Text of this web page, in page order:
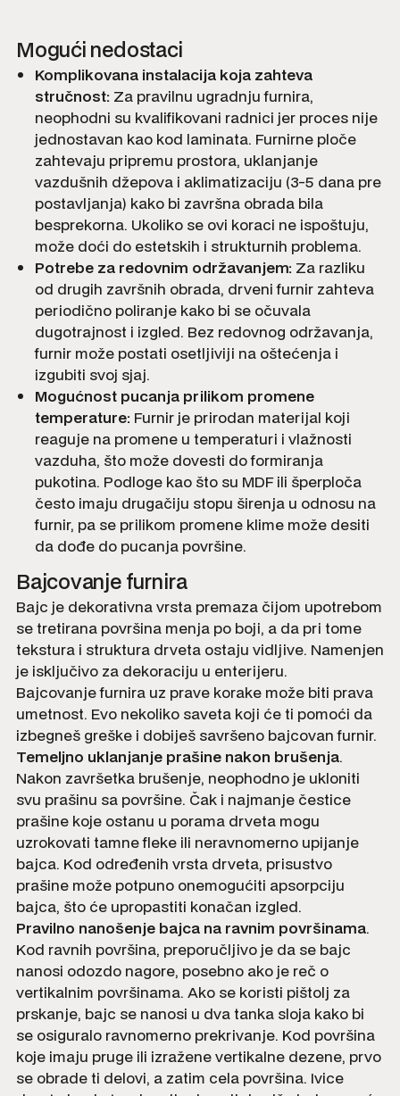
Mogući nedostaci
Komplikovana instalacija koja zahteva
stručnost:Za pravilnu ugradnju furnira,
neophodni su kvalifikovani radnici jer proces nije
jednostavan kao kod laminata. Furnirne ploče
zahtevaju pripremu prostora, uklanjanje
vazdušnih džepova i aklimatizaciju (3-5 dana pre
postavljanja) kako bi završna obrada bila
besprekorna. Ukoliko se ovi koraci ne ispoštuju,
može doći do estetskih i strukturnih problema.
Potrebe za redovnim održavanjem:Za razliku
od drugih završnih obrada, drveni furnir zahteva
periodično poliranje kako bi se očuvala
dugotrajnost i izgled. Bez redovnog održavanja,
furnir može postati osetljiviji na oštećenja i
izgubiti svoj sjaj.
Mogućnost pucanja prilikom promene
temperature:Furnir je prirodan materijal koji
reaguje na promene u temperaturi i vlažnosti
vazduha, što može dovesti do formiranja
pukotina. Podloge kao što su MDF ili šperploča
često imaju drugačiju stopu širenja u odnosu na
furnir, pa se prilikom promene klime može desiti
da dođe do pucanja površine.
Bajcovanje furnira
Bajc je dekorativna vrsta premaza čijom upotrebom
se tretirana površina menja po boji, a da pri tome
tekstura i struktura drveta ostaju vidljive. Namenjen
je isključivo za dekoraciju u enterijeru.
Bajcovanje furnira uz prave korake može biti prava
umetnost. Evo nekoliko saveta koji će ti pomoći da
izbegneš greške i dobiješ savršeno bajcovan furnir.
Temeljno uklanjanje prašine nakon brušenja.
Nakon završetka brušenje, neophodno je ukloniti
svu prašinu sa površine. Čak i najmanje čestice
prašine koje ostanu u porama drveta mogu
uzrokovati tamne fleke ili neravnomerno upijanje
bajca. Kod određenih vrsta drveta, prisustvo
prašine može potpuno onemogućiti apsorpciju
bajca, što će upropastiti konačan izgled.
Pravilno nanošenje bajca na ravnim površinama.
Kod ravnih površina, preporučljivo je da se bajc
nanosi odozdo nagore, posebno ako je reč o
vertikalnim površinama. Ako se koristi pištolj za
prskanje, bajc se nanosi u dva tanka sloja kako bi
se osiguralo ravnomerno prekrivanje. Kod površina
koje imaju pruge ili izražene vertikalne dezene, prvo
se obrade ti delovi, a zatim cela površina. Ivice